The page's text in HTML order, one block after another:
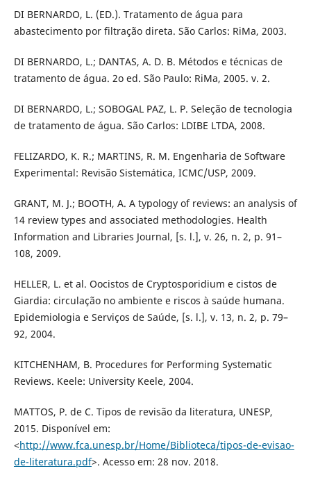
DI BERNARDO, L. (ED.). Tratamento de água para
abastecimento por filtração direta. São Carlos: RiMa, 2003.
DI BERNARDO, L.; DANTAS, A. D. B. Métodos e técnicas de
tratamento de água. 2o ed. São Paulo: RiMa, 2005. v. 2.
DI BERNARDO, L.; SOBOGAL PAZ, L. P. Seleção de tecnologia
de tratamento de água. São Carlos: LDIBE LTDA, 2008.
FELIZARDO, K. R.; MARTINS, R. M. Engenharia de Software
Experimental: Revisão Sistemática, ICMC/USP, 2009.
GRANT, M. J.; BOOTH, A. A typology of reviews: an analysis of
14 review types and associated methodologies. Health
Information and Libraries Journal, [s. l.], v. 26, n. 2, p. 91–
108, 2009.
HELLER, L. et al. Oocistos de Cryptosporidium e cistos de
Giardia: circulação no ambiente e riscos à saúde humana.
Epidemiologia e Serviços de Saúde, [s. l.], v. 13, n. 2, p. 79–
92, 2004.
KITCHENHAM, B. Procedures for Performing Systematic
Reviews. Keele: University Keele, 2004.
MATTOS, P. de C. Tipos de revisão da literatura, UNESP,
2015. Disponível em:
<http://www.fca.unesp.br/Home/Biblioteca/tipos-de-evisao-
de-literatura.pdf>. Acesso em: 28 nov. 2018.